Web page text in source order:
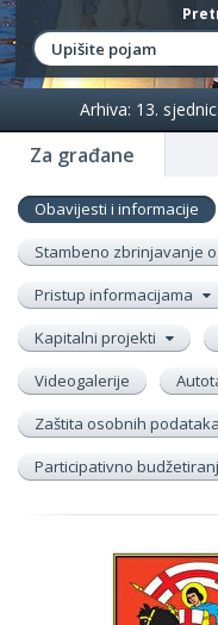
Za građane
Arhiva: 13.
Obavijesti i informacije
Stambeno zbrinjavanje
Pristup informacijama
Kapitalni projekti
Videogalerije
Zaštita osobnih podataka
Participativno